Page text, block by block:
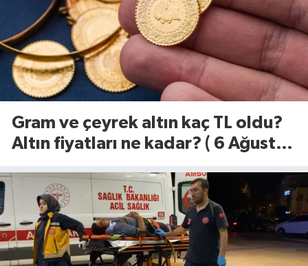
Gram ve çeyrek altın kaç TL oldu?
Altın fiyatları ne kadar? ( 6 Ağustos